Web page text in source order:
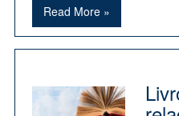
Read More »